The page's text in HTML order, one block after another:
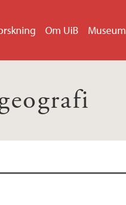
Om UiB Museum